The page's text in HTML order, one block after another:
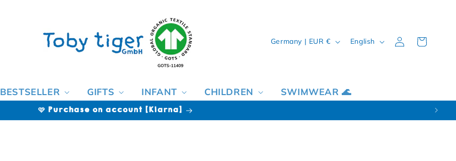
BESTSELLER GIFTS INFANT CHILDREN SWIMWEAR 🌊
Country/region
Germany | EUR € Language
English Log in Cart
🩷 Purchase on account [Klarna]